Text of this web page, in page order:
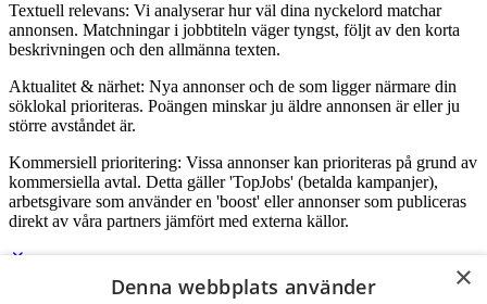
Textuell relevans: Vi analyserar hur väl dina nyckelord matchar
annonsen. Matchningar i jobbtiteln väger tyngst, följt av den korta
beskrivningen och den allmänna texten.
Aktualitet & närhet: Nya annonser och de som ligger närmare din
söklokal prioriteras. Poängen minskar ju äldre annonsen är eller ju
större avståndet är.
Kommersiell prioritering: Vissa annonser kan prioriteras på grund av
kommersiella avtal. Detta gäller 'TopJobs' (betalda kampanjer),
arbetsgivare som använder en 'boost' eller annonser som publiceras
direkt av våra partners jämfört med externa källor.
×
Denna webbplats använder